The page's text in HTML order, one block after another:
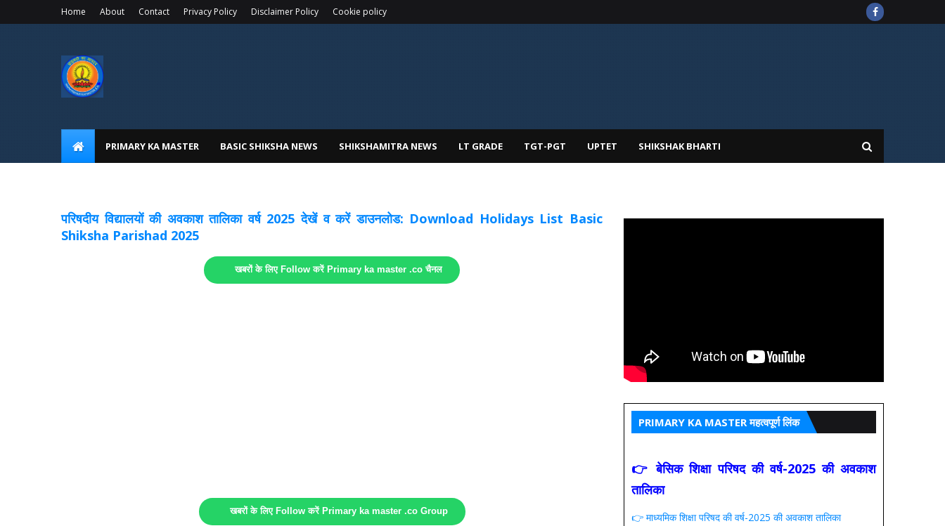
Home About Contact Privacy Policy Disclaimer Policy Cookie policy
PRIMARY KA MASTER BASIC SHIKSHA NEWS SHIKSHAMITRA NEWS LT GRADE TGT-PGT UPTET SHIKSHAK BHARTI
परिषदीय विद्यालयों की अवकाश तालिका वर्ष 2025 देखें व करें डाउनलोड: Download Holidays List Basic
Shiksha Parishad 2025
खबरों के लिए Follow करें Primary ka master .co चैनल
खबरों के लिए Follow करें Primary ka master .co Group
PRIMARY KA MASTER महत्वपूर्ण लिंक
👉 बेसिक शिक्षा परिषद की वर्ष-2025 की अवकाश
तालिका
👉 माध्यमिक शिक्षा परिषद की वर्ष-2025 की अवकाश तालिका